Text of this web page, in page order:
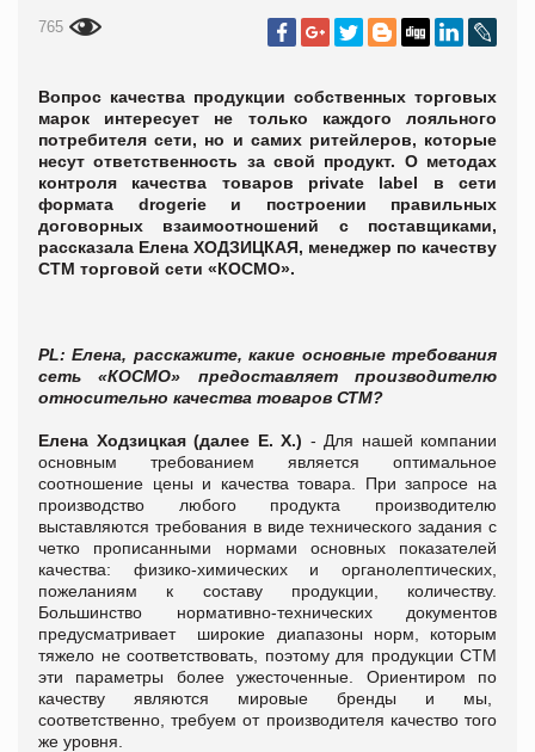
765
Вопрос качества продукции собственных торговых
марок интересует не только каждого лояльного
потребителя сети, но и самих ритейлеров, которые
несут ответственность за свой продукт. О методах
контроля качества товаров private label
в сети
формата drogerie
и построении правильных
договорных взаимоотношений с поставщиками,
рассказала Елена ХОДЗИЦКАЯ, менеджер по качеству
СТМ торговой сети «КОСМО».
PL: Елена, расскажите, какие основные требования
сеть«КОСМО» предоставляет производителю
относительно качества товаров СТМ?
Елена Ходзицкая (далее Е. Х.) - Для нашей компании
основным требованием является оптимальное
соотношение цены и качества товара. При запросе на
производство любого продукта производителю
выставляются требования в виде технического задания с
четко прописанными нормами основных показателей
качества: физико-химических и органолептических,
пожеланиям к составу продукции, количеству.
Большинство нормативно-технических документов
предусматривает широкие диапазоны норм, которым
тяжело не соответствовать, поэтому для продукции СТМ
эти параметры более ужесточенные. Ориентиром по
качеству являются мировые бренды и мы,
соответственно, требуем от производителя качество того
же уровня.